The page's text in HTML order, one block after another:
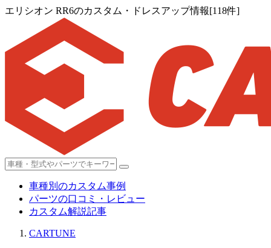
エリシオン RR6のカスタム・ドレスアップ情報[118件]
車種別のカスタム事例
パーツの口コミ・レビュー
カスタム解説記事
CARTUNE